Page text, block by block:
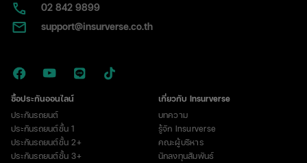
02​ 842 9899
support@insurverse.co.th
ซื้อประกันออนไลน์
ประกันรถยนต์
ประกันรถยนต์ชั้น 1
ประกันรถยนต์ชั้น 2+
ประกันรถยนต์ชั้น 3+
เกี่ยวกับ Insurverse
บทความ
รู้จัก Insurverse
คณะผู้บริหาร
นักลงทุนสัมพันธ์